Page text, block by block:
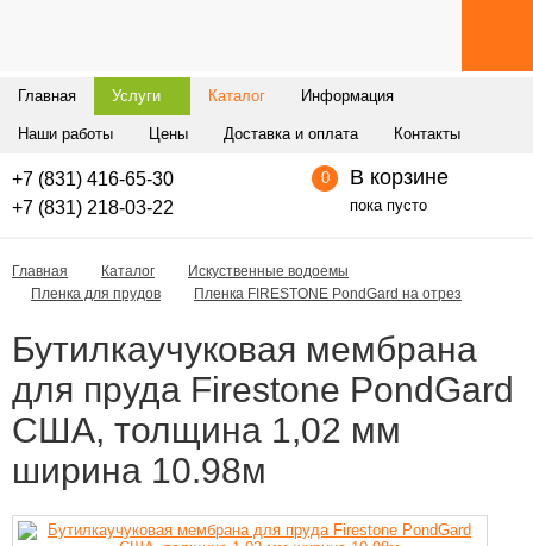
Главная Услуги Каталог Информация
Наши работы Цены Доставка и оплата Контакты
+7 (831) 416-65-30
+7 (831) 218-03-22
0 В корзине
пока пусто
Главная Каталог
Искуственные водоемы
Пленка для прудов
Пленка FIRESTONE PondGard на отрез
Бутилкаучуковая мембрана
для пруда Firestone PondGard
США, толщина 1,02 мм
ширина 10.98м